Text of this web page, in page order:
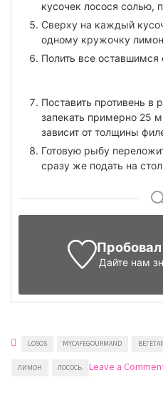
кусочек лосося солью,
Сверху на каждый
одному кружочку
Полить все
Поставить противень в
запекать примерно 25
зависит от толщины
Готовую рыбу
сразу же подать на
Пробовал
Дайте нам
LOSOS MYCAFEGOURMAND
ЛИМОН ЛОСОСЬ Leave a